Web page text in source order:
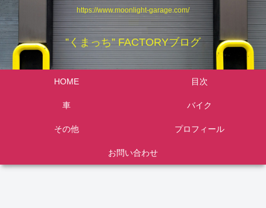
https://www.moonlight-garage.com/
”くまっち” FACTORYブログ
HOME 目次
車 バイク
その他 プロフィール
お問い合わせ